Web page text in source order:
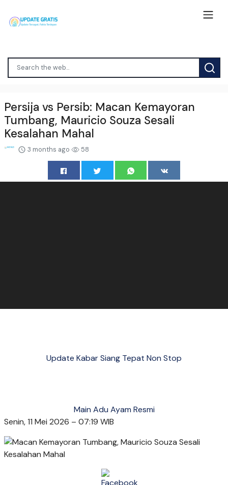
Persija vs Persib: Macan Kemayoran
Tumbang, Mauricio Souza Sesali
Kesalahan Mahal
3 months ago 58
Update Kabar Siang Tepat Non Stop
Main Adu Ayam Resmi
Senin, 11 Mei 2026 – 07:19 WIB